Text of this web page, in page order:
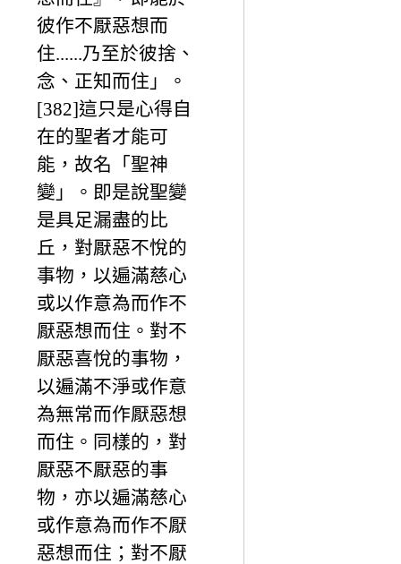
彼作不厭惡想而
住......乃至於彼捨、
念、正知而住」。
[382]這只是心得自
在的聖者才能可
能，故名「聖神
變」。即是說聖變
是具足漏盡的比
丘，對厭惡不悅的
事物，以遍滿慈心
或以作意為而作不
厭惡想而住。對不
厭惡喜悅的事物，
以遍滿不淨或作意
為無常而作厭惡想
而住。同樣的，對
厭惡不厭惡的事
物，亦以遍滿慈心
或作意為而作不厭
惡想而住；對不厭